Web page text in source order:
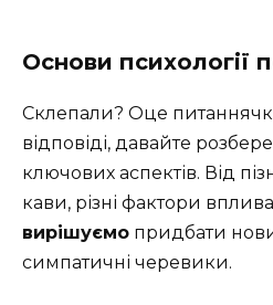
Основи психології
Склепали? Оце
відповіді, давайте
ключових аспектів. Від
кави, різні фактори
вирішуємо придбати
симпатичні черевики.